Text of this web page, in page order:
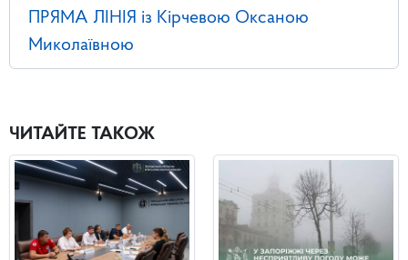
ПРЯМА ЛІНІЯ із Кірчевою Оксаною
Миколаївною
ЧИТАЙТЕ ТАКОЖ